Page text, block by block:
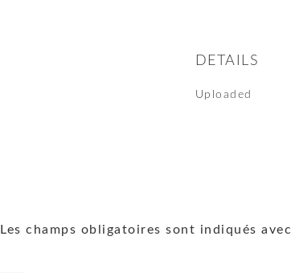
DETAILS
Uploaded
Les champs obligatoires sont indiqués avec